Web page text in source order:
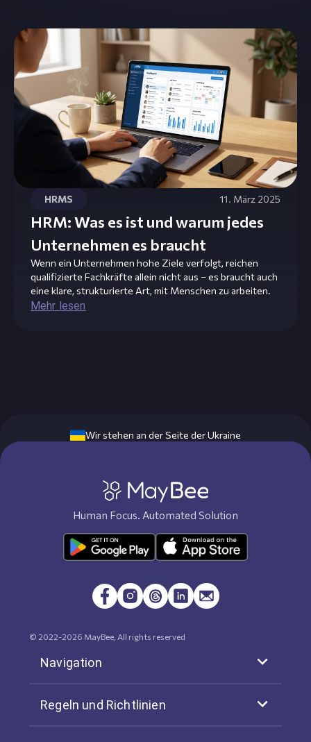
HRMS 11. März 2025
HRM: Was es ist und warum jedes
Unternehmen es braucht
Wenn ein Unternehmen hohe Ziele verfolgt, reichen
qualifizierte Fachkräfte allein nicht aus – es braucht auch
eine klare, strukturierte Art, mit Menschen zu arbeiten.
Mehr lesen
Wir stehen an der Seite der Ukraine
Human Focus. Automated Solution
© 2022-2026 MayBee, All rights reserved
Navigation
Regeln und Richtlinien